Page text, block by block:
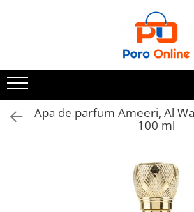
Al Absar
Parfum
CloneApa de parfum Ameeri, Al
100 ml